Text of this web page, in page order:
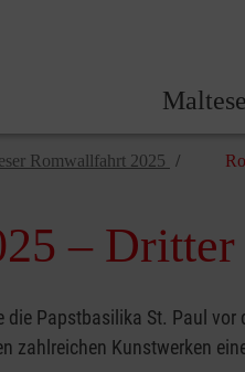
Romwallfahrt 2025
– Dritter
Papstbasilika St. Paul
zahlreichen Kunstwerken